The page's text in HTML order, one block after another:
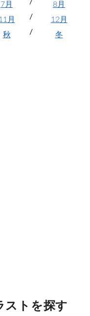
7月
8月
月
12月
秋 冬
ストを探す